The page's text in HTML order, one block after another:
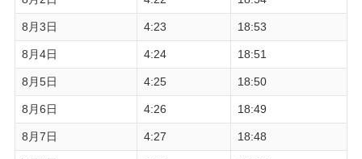
8月3日 4:23 18:53
8月4日 4:24 18:51
8月5日 4:25 18:50
8月6日 4:26 18:49
8月7日 4:27 18:48